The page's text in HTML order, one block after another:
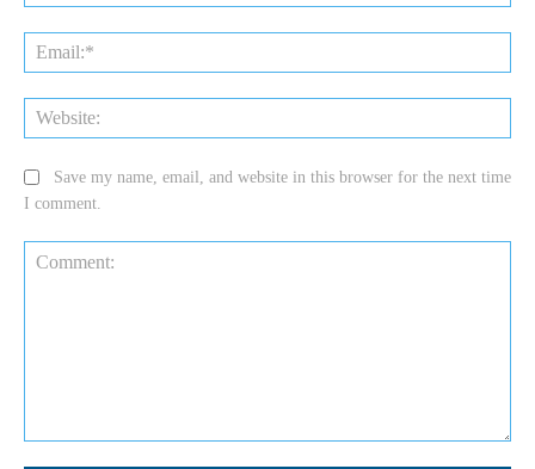
Save my name, email, and website in this browser for the next time
I comment.